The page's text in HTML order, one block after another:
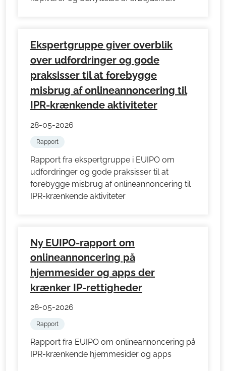
Ekspertgruppe giver overblik
over udfordringer og gode
praksisser til at forebygge
misbrug af onlineannoncering til
IPR-krænkende aktiviteter
28-05-2026
Rapport
Rapport fra ekspertgruppe i EUIPO om
udfordringer og gode praksisser til at
forebygge misbrug af onlineannoncering til
IPR-krænkende aktiviteter
Ny EUIPO-rapport om
onlineannoncering på
hjemmesider og apps der
krænker IP-rettigheder
28-05-2026
Rapport
Rapport fra EUIPO om onlineannoncering på
IPR-krænkende hjemmesider og apps